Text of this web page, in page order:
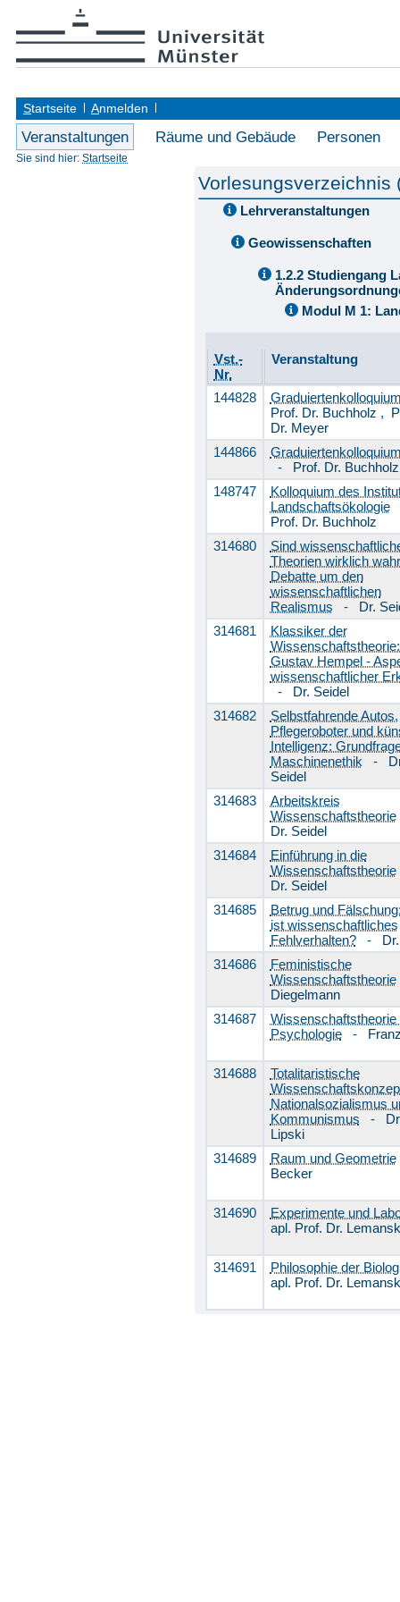
Startseite Anmelden
Veranstaltungen Räume und Gebäude Personen
Sie sind hier: Startseite
Vorlesungsverzeichnis
Lehrveranstaltungen
Geowissenschaften
1.2.2 Studiengang
Modul M 1:
Vst.-
Nr.
Veranstaltung
144828
Prof. Dr. Buchholz ,
Dr. Meyer
144866
- Prof. Dr. Buchholz
148747
Kolloquium des
Landschaftsökologie
Prof. Dr. Buchholz
314680
Sind
Theorien wirklich
Debatte um den
wissenschaftlichen
Realismus - Dr.
314681
Klassiker der
Gustav Hempel -
wissenschaftlicher
- Dr. Seidel
314682
Selbstfahrende Autos,
Pflegeroboter und
Intelligenz:
Maschinenethik -
Seidel
314683
Arbeitskreis
Wissenschaftstheorie
Dr. Seidel
314684
Einführung in die
Wissenschaftstheorie
Dr. Seidel
314685
Betrug und
ist wissenschaftliches
Fehlverhalten?-
314686
Feministische
Wissenschaftstheorie
Diegelmann
314687
Wissenschaftstheorie
Psychologie-
314688
Totalitaristische
Nationalsozialismus
Kommunismus -
Lipski
314689
Raum und Geometrie
Becker
314690
Experimente und
apl. Prof. Dr.
314691
Philosophie der
apl. Prof. Dr.